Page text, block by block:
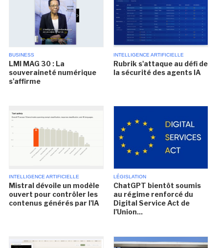
BUSINESS
LMI MAG 30 : La
souveraineté numérique
s'affirme
INTELLIGENCE ARTIFICIELLE
Rubrik s'attaque au défi de
la sécurité des agents IA
INTELLIGENCE ARTIFICIELLE
Mistral dévoile un modèle
ouvert pour contrôler les
contenus générés par l'IA
LÉGISLATION
ChatGPT bientôt soumis
au régime renforcé du
Digital Service Act de
l'Union...